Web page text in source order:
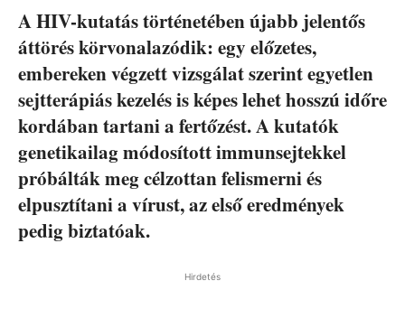
A HIV-kutatás történetében újabb jelentős
áttörés körvonalazódik: egy előzetes,
embereken végzett vizsgálat szerint egyetlen
sejtterápiás kezelés is képes lehet hosszú időre
kordában tartani a fertőzést. A kutatók
genetikailag módosított immunsejtekkel
próbálták meg célzottan felismerni és
elpusztítani a vírust, az első eredmények
pedig biztatóak.
Hirdetés